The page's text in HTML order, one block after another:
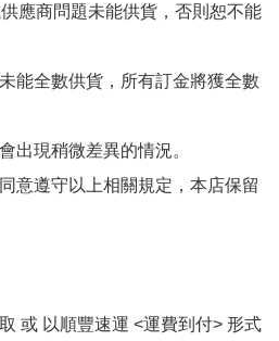
應商問題未能供貨，否則恕不能
能全數供貨，所有訂金將獲全數
出現稍微差異的情況。
意遵守以上相關規定，本店保留
或 以順豐速運 <運費到付> 形式